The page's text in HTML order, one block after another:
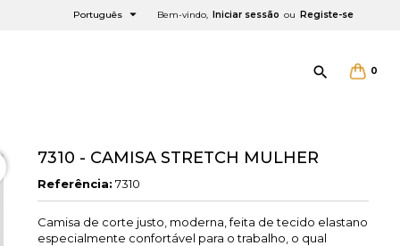
Bem-vindo, Iniciar sessão ou Registe-se
Português 
0

7310 - CAMISA STRETCH MULHER
Referência: 7310
Camisa de corte justo, moderna, feita de tecido elastano
especialmente confortável para o trabalho, o qual